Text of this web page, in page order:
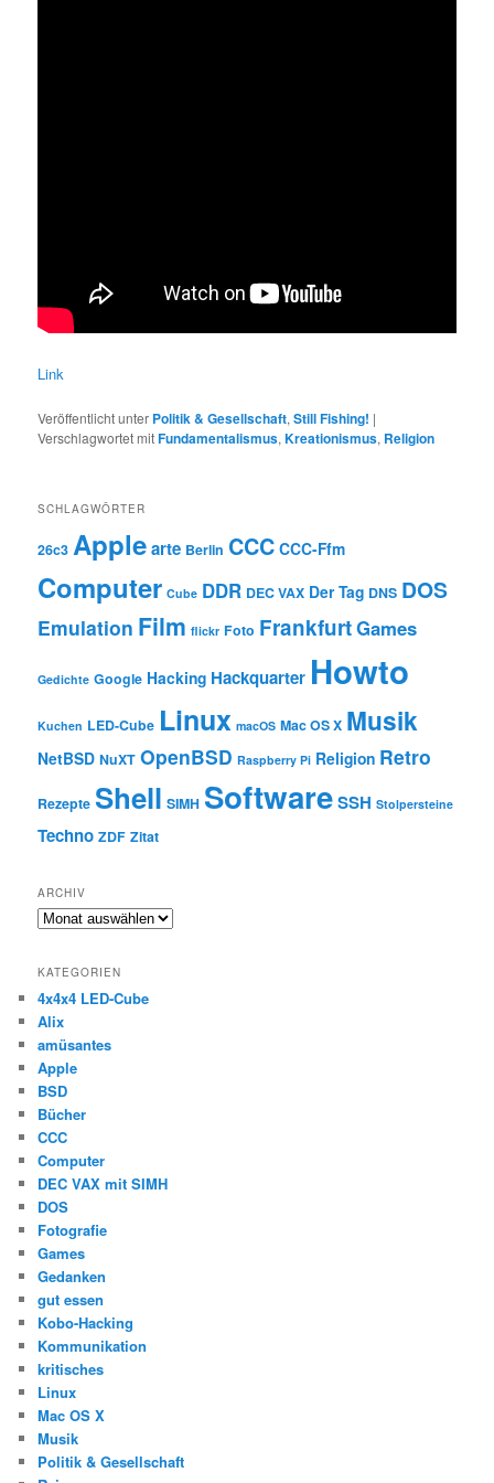
Link
Veröffentlicht unter Politik & Gesellschaft,Still Fishing! |
Verschlagwortet mitFundamentalismus,Kreationismus, Religion
SCHLAGWÖRTER
26c3 Applearte Berlin CCC CCC-Ffm
Computer Cube DDR DEC VAX Der Tag DNS DOS
Emulation Film flickr Foto FrankfurtGames
Gedichte Google Hacking Hackquarter Howto
Kuchen LED-Cube Linux macOS Mac OS X Musik
NetBSD NuXT OpenBSD Raspberry Pi Religion Retro
Rezepte Shell SIMH SoftwareSSH Stolpersteine
Techno ZDF Zitat
ARCHIV
Archiv
KATEGORIEN
4x4x4 LED-Cube
Alix
amüsantes
Apple
BSD
Bücher
CCC
Computer
DEC VAX mit SIMH
DOS
Fotografie
Games
Gedanken
gut essen
Kobo-Hacking
Kommunikation
kritisches
Linux
Mac OS X
Musik
Politik & Gesellschaft